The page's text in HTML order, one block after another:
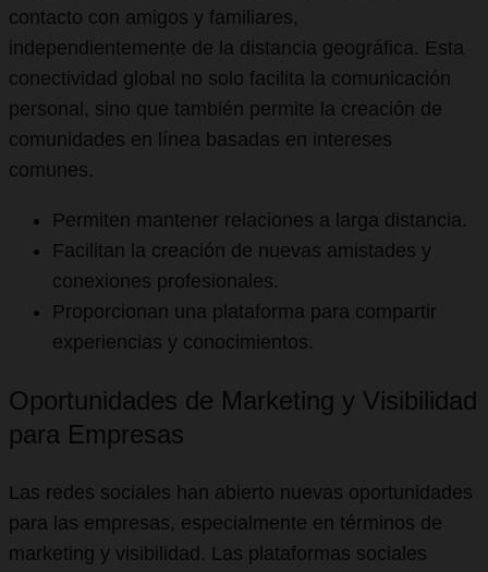
contacto con amigos y familiares,
independientemente de la distancia geográfica. Esta
conectividad global no solo facilita la comunicación
personal, sino que también permite la creación de
comunidades en línea basadas en intereses
comunes.
Permiten mantener relaciones a larga distancia.
Facilitan la creación de nuevas amistades y
conexiones profesionales.
Proporcionan una plataforma para compartir
experiencias y conocimientos.
Oportunidades de Marketing y Visibilidad
para Empresas
Las redes sociales han abierto nuevas oportunidades
para las empresas, especialmente en términos de
marketing y visibilidad. Las plataformas sociales